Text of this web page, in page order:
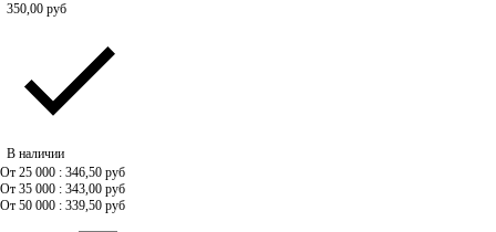
350,00 руб
В наличии
От 25 000 : 346,50 руб
От 35 000 : 343,00 руб
От 50 000 : 339,50 руб